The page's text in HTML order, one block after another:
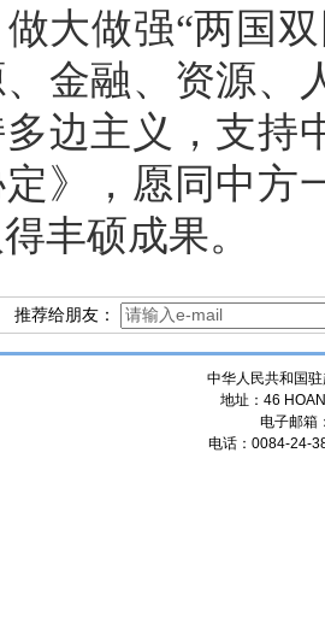
大做强“两国
金融、资源、
边主义，支持
》，愿同中方
丰硕成果。
推荐给朋友：
中华人民共和国
地址：46
电子邮箱
电话：0084-24-